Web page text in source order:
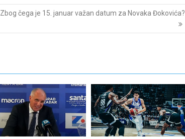
Zbog čega je 15. januar važan datum za Novaka Đokovića?